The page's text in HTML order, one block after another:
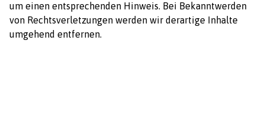
um einen entsprechenden Hinweis. Bei Bekanntwerden
von Rechtsverletzungen werden wir derartige Inhalte
umgehend entfernen.